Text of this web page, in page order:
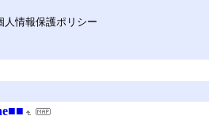
人情報保護ポリシー